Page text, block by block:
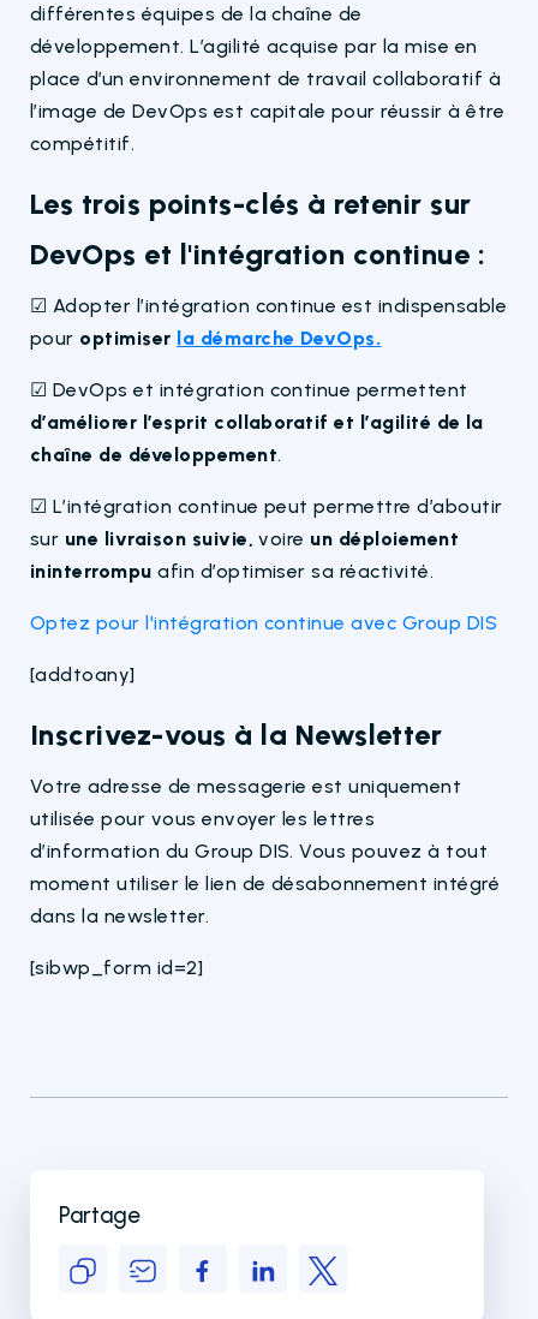
différentes équipes de la chaîne de
développement. L’agilité acquise par la mise en
place d’un environnement de travail collaboratif à
l’image de DevOps est capitale pour réussir à être
compétitif.
Les trois points-clés à retenir sur
DevOps et l'intégration continue :
☑ Adopter l’intégration continue est indispensable
pour optimiser la démarche DevOps.
☑ DevOps et intégration continue permettent
d’améliorer l’esprit collaboratif et l’agilité de la
chaîne de développement.
☑ L’intégration continue peut permettre d’aboutir
sur une livraison suivie, voire un déploiement
ininterrompu afin d’optimiser sa réactivité.
Optez pour l'intégration continue avec Group DIS
[addtoany]
Inscrivez-vous à la Newsletter
Votre adresse de messagerie est uniquement
utilisée pour vous envoyer les lettres
d’information du Group DIS. Vous pouvez à tout
moment utiliser le lien de désabonnement intégré
dans la newsletter.
[sibwp_form id=2]
Partage